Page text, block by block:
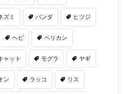
ズミ パンダ ヒツジ
ヘビ ペリカン
ャット モグラ ヤギ
ン ラッコ リス